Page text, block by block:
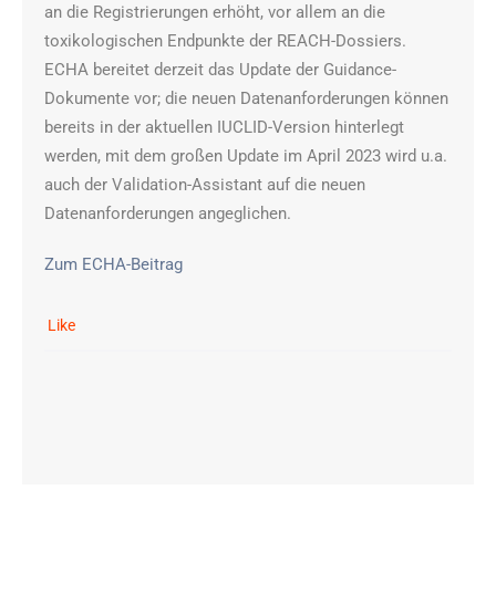
an die Registrierungen erhöht, vor allem an die
toxikologischen Endpunkte der REACH-Dossiers.
ECHA bereitet derzeit das Update der Guidance-
Dokumente vor; die neuen Datenanforderungen können
bereits in der aktuellen IUCLID-Version hinterlegt
werden, mit dem großen Update im April 2023 wird u.a.
auch der Validation-Assistant auf die neuen
Datenanforderungen angeglichen.
Zum ECHA-Beitrag
Like